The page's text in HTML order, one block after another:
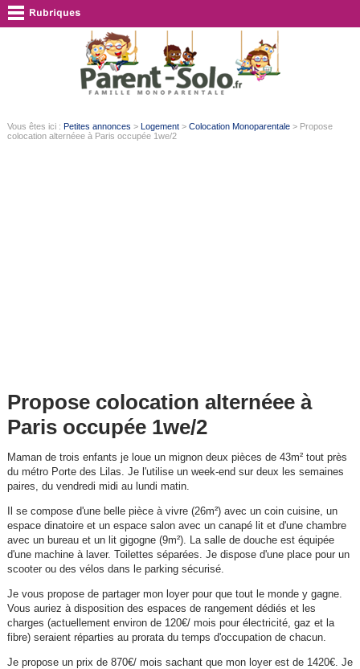
Vous êtes ici : Petites annonces > Logement> Colocation Monoparentale> Propose
colocation alternéee à Paris occupée 1we/2
Propose colocation alternéee à
Paris occupée 1we/2
Maman de trois enfants je loue un mignon deux pièces de 43m² tout près
du métro Porte des Lilas. Je l'utilise un week-end sur deux les semaines
paires, du vendredi midi au lundi matin.
Il se compose d'une belle pièce à vivre (26m²) avec un coin cuisine, un
espace dinatoire et un espace salon avec un canapé lit et d'une chambre
avec un bureau et un lit gigogne (9m²). La salle de douche est équipée
d'une machine à laver. Toilettes séparées. Je dispose d'une place pour un
scooter ou des vélos dans le parking sécurisé.
Je vous propose de partager mon loyer pour que tout le monde y gagne.
Vous auriez à disposition des espaces de rangement dédiés et les
charges (actuellement environ de 120€/ mois pour électricité, gaz et la
fibre) seraient réparties au prorata du temps d'occupation de chacun.
Je propose un prix de 870€/ mois sachant que mon loyer est de 1420€. Je